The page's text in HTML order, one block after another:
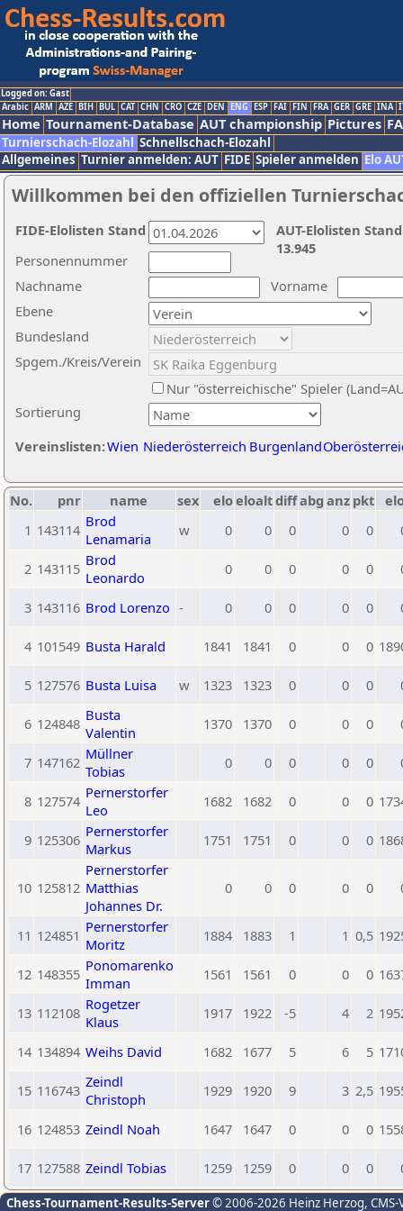
Logged on: Gast
Arabic ARM AZE BIH BUL CAT CHN CRO CZE DEN ENG ESP FAI FIN FRA GER GRE INA
Home Tournament-Database AUT championship Pictures
Turnierschach-Elozahl Schnellschach-Elozahl
Allgemeines Turnier anmelden: AUT FIDE Spieler anmelden Elo
Willkommen bei den offiziellen
Nachname
Vorname
Ebene
Sortierung
Personennummer
Bundesland
Spgem./Kreis/Verein
Nur "österreichische" Spieler
Vereinslisten:Wien Niederösterreich Burgenland
AUT-Elolisten
13.945
FIDE-Elolisten Stand
No. pnr name sex eloeloaltdiffabg anz pkt
1 143114 Brod
Lenamaria
w 0 0 0 0 0
2 143115 Brod
Leonardo
0 0 0 0 0
3 143116 Brod Lorenzo - 0 0 0 0 0
4 101549 Busta Harald 1841 1841 0 0 0
5 127576 Busta Luisa w 1323 1323 0 0 0
6 124848 Busta
Valentin
1370 1370 0 0 0
7 147162 Müllner
Tobias
0 0 0 0 0
8 127574 Pernerstorfer
Leo
1682 1682 0 0 0
9 125306 Pernerstorfer
Markus
1751 1751 0 0 0
10 125812
Pernerstorfer
Matthias
Johannes Dr.
0 0 0 0 0
11 124851 Pernerstorfer
Moritz
1884 1883 1 1 0,5
12 148355 Ponomarenko
Imman
1561 1561 0 0 0
13 112108 Rogetzer
Klaus
1917 1922 -5 4 2
14 134894 Weihs David 1682 1677 5 6 5
15 116743 Zeindl
Christoph
1929 1920 9 3 2,5
16 124853 Zeindl Noah 1647 1647 0 0 0
17 127588 Zeindl Tobias 1259 1259 0 0 0
Chess-Tournament-Results-Server© 2006-2026 Heinz Herzog,